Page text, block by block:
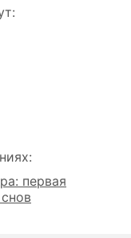
первая